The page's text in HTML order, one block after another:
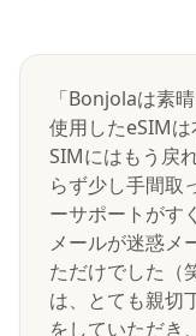
「Bonjolaは素
使用したeSIM
SIMにはもう戻
らず少し手間取
ーサポートがす
メールが迷惑メ
ただけでした（
は、とても親切
をしていただき